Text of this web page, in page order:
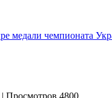
медали чемпионата
| Просмотров 4800